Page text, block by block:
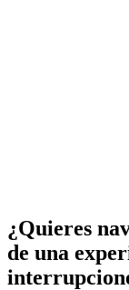
¿Quieres
de una